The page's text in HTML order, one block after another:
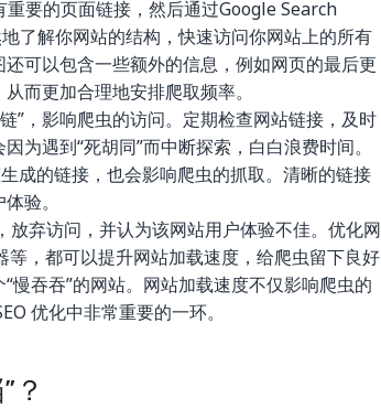
要的页面链接，然后通过Google Search
了解你网站的结构，快速访问你网站上的所有
可以包含一些额外的信息，例如网页的最后更
而更加合理地安排爬取频率。
”，影响爬虫的访问。定期检查网站链接，及时
为遇到“死胡同”而中断探索，白白浪费时间。
成的链接，也会影响爬虫的抓取。清晰的链接
验。
弃访问，并认为该网站用户体验不佳。优化网
，都可以提升网站加载速度，给爬虫留下良好
吞吞”的网站。网站加载速度不仅影响爬虫的
优化中非常重要的一环。
？